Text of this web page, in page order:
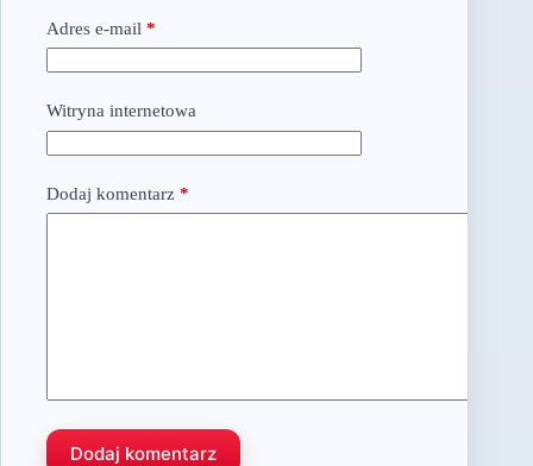
Adres e-mail *
Witryna internetowa
Dodaj komentarz *
Dodaj komentarz